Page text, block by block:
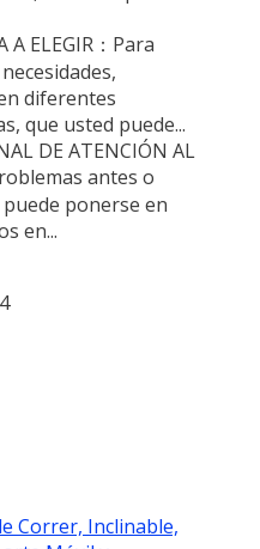
ELEGIR：Para
diferentes
que usted puede...
DE ATENCIÓN AL
antes o
ponerse en
en...
Correr, Inclinable,